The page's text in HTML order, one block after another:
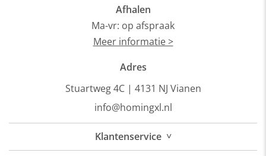
Afhalen
Ma-vr: op afspraak
Meer informatie >
Adres
Stuartweg 4C | 4131 NJ Vianen
info@homingxl.nl
Klantenservice ˅